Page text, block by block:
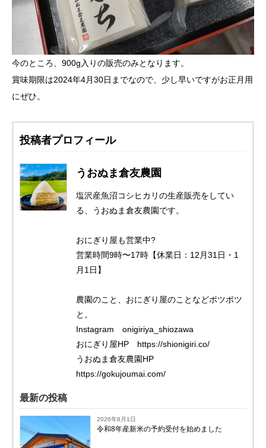
今のところ、900g入りの販売のみとなります。
賞味期限は2024年4月30日までなので、少し早いですがお正月用
にぜひ。
投稿者プロフィール
うおぬま倉友農園
塩沢産魚沼コシヒカリの生産販売をしてい
る、うおぬま倉友農園です。
おにぎり屋も営業中?
営業時間9時〜17時【休業日：12月31日・1
月1日】
農園のこと、おにぎり屋のことなどポツポツ
と。
Instagram onigiriya_shiozawa
おにぎり屋HP https://shionigiri.co/
うおぬま倉友農園HP
https://gokujoumai.com/
最新の投稿
2026年8月1日
令和8年産新米の予約受付を始めました